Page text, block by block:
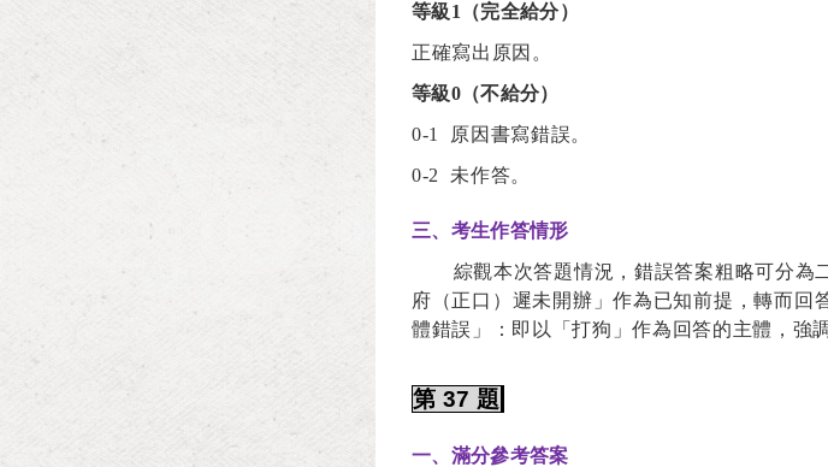
等級1（完全給分）
正確寫出原因。
等級0（不給分）
0-1
原因書寫錯誤。
0-2
未作答。
三、考生作答情形
綜觀本次答題情況，錯誤答案粗略可分為
府（正口）遲未開辦」作為已知前提，轉而回
體錯誤」：即以「打狗」作為回答的主體，強
第 37 題
一、滿分參考答案